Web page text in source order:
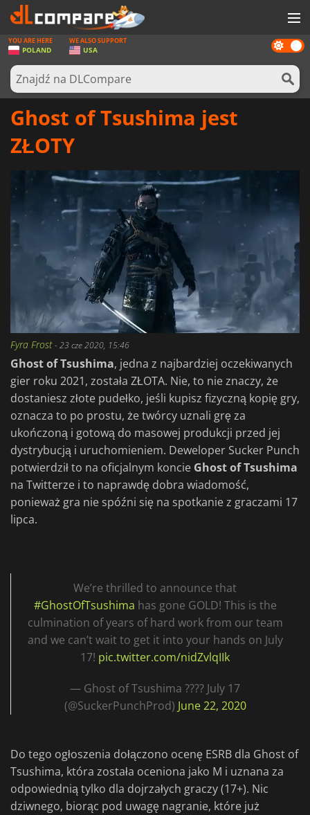
GRY
KARTY DO GIER
OPROGRAMOWANIE
AKTUALNOŚCI
ZALOGUJ SIĘ LUB ZAREJESTRUJ
Dark
mode
YOU ARE HERE
POLAND
WE ALSO SUPPORT
USA
Ghost of Tsushima jest
ZŁOTY
Fyra Frost-23 cze 2020, 15:46
Ghost of Tsushima, jedna z najbardziej oczekiwanych
gier roku 2021, została ZŁOTA. Nie, to nie znaczy, że
dostaniesz złote pudełko, jeśli kupisz fizyczną kopię gry,
oznacza to po prostu, że twórcy uznali grę za
ukończoną i gotową do masowej produkcji przed jej
dystrybucją i uruchomieniem. Deweloper Sucker Punch
potwierdził to na oficjalnym koncie Ghost of Tsushima
na Twitterze i to naprawdę dobra wiadomość,
ponieważ gra nie spóźni się na spotkanie z graczami 17
lipca.
We’re thrilled to announce that
#GhostOfTsushima has gone GOLD! This is the
culmination of years of hard work from our team
and we can’t wait to get it into your hands on July
17! pic.twitter.com/nidZvlqIIk
— Ghost of Tsushima ???? July 17
(@SuckerPunchProd) June 22, 2020
Do tego ogłoszenia dołączono ocenę ESRB dla Ghost of
Tsushima, która została oceniona jako M i uznana za
odpowiednią tylko dla dojrzałych graczy (17+). Nic
dziwnego, biorąc pod uwagę nagranie, które już